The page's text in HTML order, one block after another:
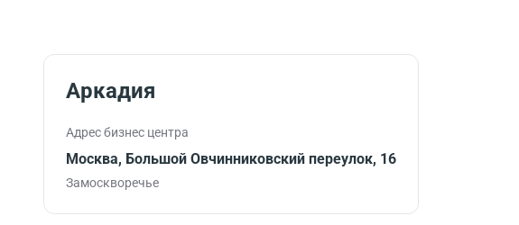
Аркадия
Адрес бизнес центра
Москва, Большой Овчинниковский переулок, 16
Замоскворечье